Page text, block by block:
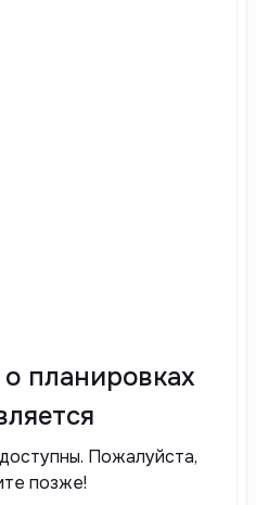
планировках
Пожалуйста,
позже!